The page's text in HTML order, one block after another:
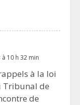
10 h 32 min
à la loi
Tribunal de
de